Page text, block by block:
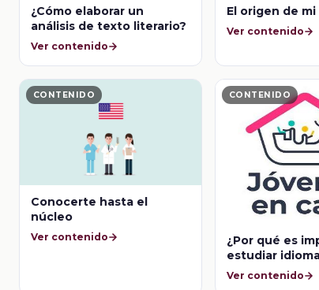
¿Cómo elaborar un
análisis de texto literario?
Ver contenido
El origen de
Ver contenido
CONTENIDO
Conocerte hasta el
núcleo
Ver contenido
CONTENIDO
¿Por qué es
estudiar
Ver contenido